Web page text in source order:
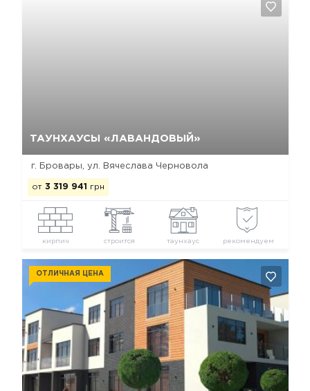
ТАУНХАУСЫ «ЛАВАНДОВЫЙ»
г. Бровары, ул. Вячеслава Черновола
от 3 319 941 грн
кирпич строится таунхаус рекомендуем
ОТЛИЧНАЯ ЦЕНА